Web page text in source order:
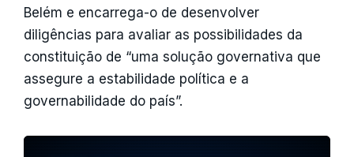
Belém e encarrega-o de desenvolver
diligências para avaliar as possibilidades da
constituição de “uma solução governativa que
assegure a estabilidade política e a
governabilidade do país”.